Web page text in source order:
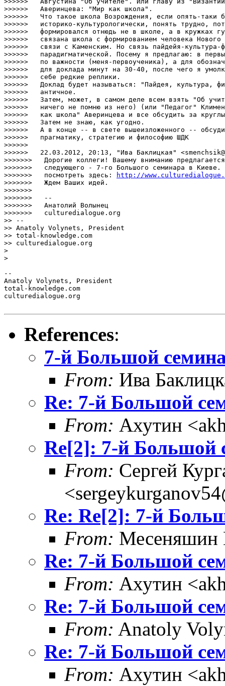
http://
>>>>>>>   Ждем Ваших идей.
>>>>>>>
>>>>>>>   --
>>>>>>>   Анатолий Волынец
>>>>>>>   culturedialogue.org
>> --
>> Anatoly Volynets, President
>> total-knowledge.com
>> culturedialogue.org
>
>
--
Anatoly Volynets, President
total-knowledge.com
culturedialogue.org
References:
7-й Большой
From: Ива
Re: 7-й Большой
From: Ахутин
Re[2]: 7-й Большой
From: Сергей
Re: Re[2]: 7-й
From: Месеняшин
Re: 7-й Большой
From: Ахутин
Re: 7-й Большой
From: Anatoly
Re: 7-й Большой
From: Ахутин